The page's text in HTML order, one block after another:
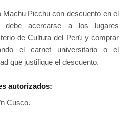
Machu Picchu con descuento en el
debe acercarse a los lugares
de Cultura del Perú y comprar
el carnet universitario o el
que justifique el descuento.
autorizados:
Cusco.